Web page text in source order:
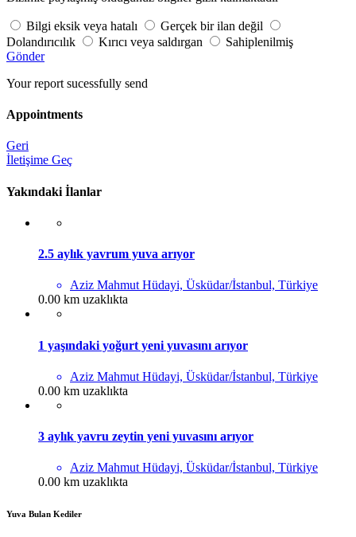
Bilgi eksik veya hatalı
Gerçek bir ilan değil
Dolandırıcılık
Kırıcı veya saldırgan
Sahiplenilmiş
Gönder
Your report sucessfully send
Appointments
Geri
İletişime Geç
Yakındaki İlanlar
2.5 aylık yavrum yuva arıyor
Aziz Mahmut Hüdayi, Üsküdar/İstanbul, Türkiye
0.00 km uzaklıkta
1 yaşındaki yoğurt yeni yuvasını arıyor
Aziz Mahmut Hüdayi, Üsküdar/İstanbul, Türkiye
0.00 km uzaklıkta
3 aylık yavru zeytin yeni yuvasını arıyor
Aziz Mahmut Hüdayi, Üsküdar/İstanbul, Türkiye
0.00 km uzaklıkta
Yuva Bulan Kediler